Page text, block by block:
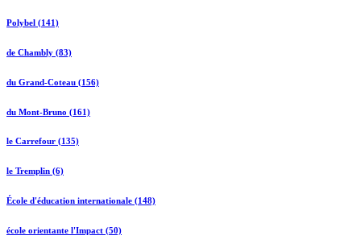
Polybel (141)
de Chambly (83)
du Grand-Coteau (156)
du Mont-Bruno (161)
le Carrefour (135)
le Tremplin (6)
École d'éducation internationale (148)
école orientante l'Impact (50)